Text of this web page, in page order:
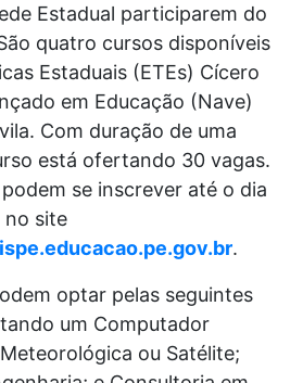
Estadual participarem do
quatro cursos disponíveis
Estaduais (ETEs) Cícero
em Educação (Nave)
Com duração de uma
está ofertando 30 vagas.
se inscrever até o dia
no site
.
optar pelas seguintes
um Computador
ou Satélite;